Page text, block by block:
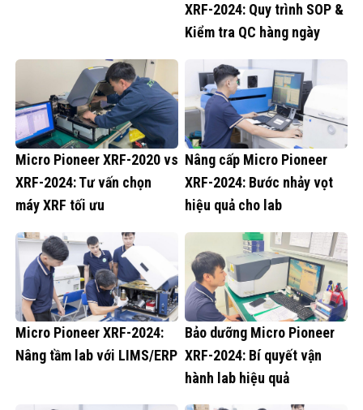
XRF-2024: Quy trình SOP &
Kiểm tra QC hàng ngày
Micro Pioneer XRF-2020 vs
XRF-2024: Tư vấn chọn
máy XRF tối ưu
Nâng cấp Micro Pioneer
XRF-2024: Bước nhảy vọt
hiệu quả cho lab
Micro Pioneer XRF-2024:
Nâng tầm lab với LIMS/ERP
Bảo dưỡng Micro Pioneer
XRF-2024: Bí quyết vận
hành lab hiệu quả